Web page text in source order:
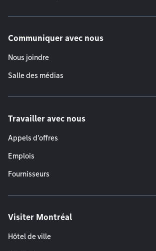
Communiquer avec nous
Nous joindre
Salle des médias
Travailler avec nous
Appels d'offres
Emplois
Fournisseurs
Visiter Montréal
Hôtel de ville